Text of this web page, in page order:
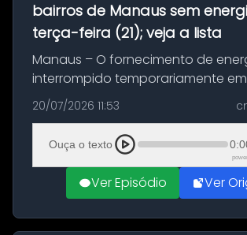
bairros de Manaus sem
terça-feira (21); veja a lista
Manaus – O fornecimento de
interrompido temporariamente
sete bairros de Manaus nesta
A suspensão programada
execução de serviços de manuten...
20/07/2026 11:53
Ouça o texto
Ver Episódio Ver